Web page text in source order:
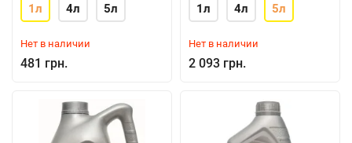
1л 4л 5л
Нет в наличии
481 грн.
1л 4л 5л
Нет в наличии
2 093 грн.